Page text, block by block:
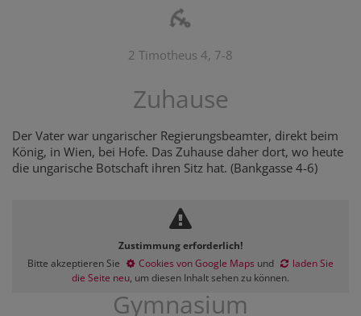
2 Timotheus 4, 7-8
Zuhause
Der Vater war ungarischer Regierungsbeamter, direkt beim
König, in Wien, bei Hofe. Das Zuhause daher dort, wo heute
die ungarische Botschaft ihren Sitz hat. (Bankgasse 4-6)
Zustimmung erforderlich!
Bitte akzeptieren Sie
Cookies von Google Maps und
laden Sie
die Seite neu, um diesen Inhalt sehen zu können.
Gymnasium